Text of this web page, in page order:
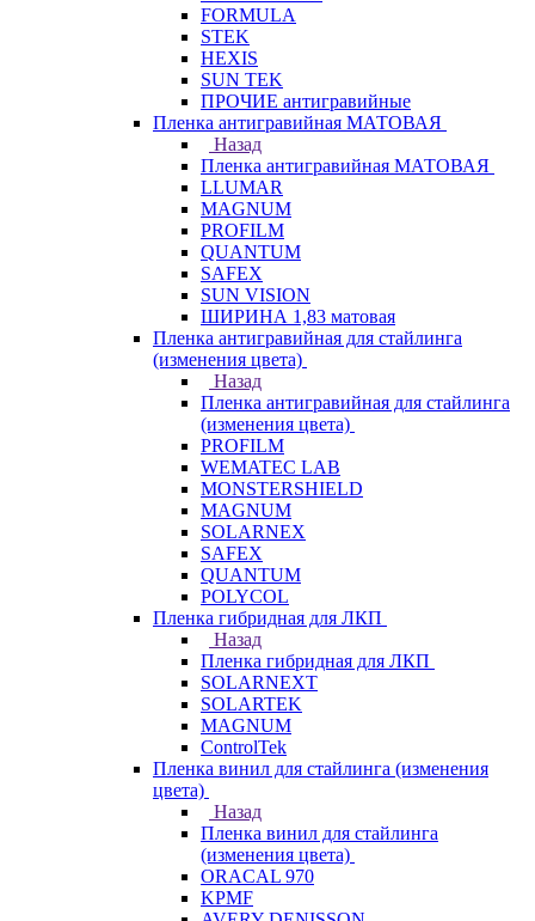
FORMULA
STEK
HEXIS
SUN TEK
ПРОЧИЕ антигравийные
Пленка антигравийная МАТОВАЯ
Назад
Пленка антигравийная МАТОВАЯ
LLUMAR
MAGNUM
PROFILM
QUANTUM
SAFEX
SUN VISION
ШИРИНА 1,83 матовая
Пленка антигравийная для стайлинга
(изменения цвета)
Назад
Пленка антигравийная для стайлинга
(изменения цвета)
PROFILM
WEMATEC LAB
MONSTERSHIELD
MAGNUM
SOLARNEX
SAFEX
QUANTUM
POLYCOL
Пленка гибридная для ЛКП
Назад
Пленка гибридная для ЛКП
SOLARNEXT
SOLARTEK
MAGNUM
ControlTek
Пленка винил для стайлинга (изменения
цвета)
Назад
Пленка винил для стайлинга
(изменения цвета)
ORACAL 970
KPMF